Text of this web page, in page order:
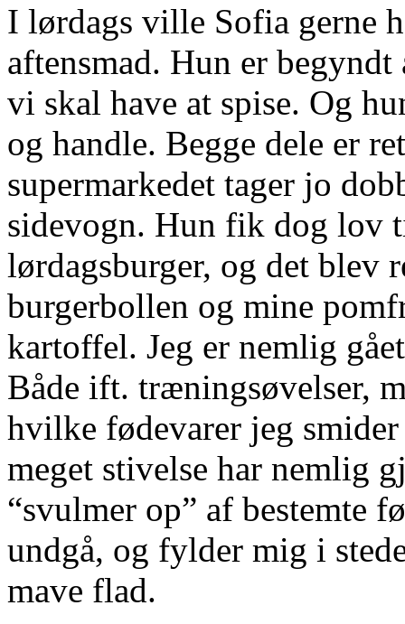
I lørdags ville Sofia gerne
aftensmad. Hun er
vi skal have at spise. Og
og handle. Begge dele er
supermarkedet tager jo
sidevogn. Hun fik dog lov
lørdagsburger, og det blev
burgerbollen og mine
kartoffel. Jeg er nemlig
Både ift. træningsøvelser,
hvilke fødevarer jeg
meget stivelse har nemlig
“svulmer op” af bestemte
undgå, og fylder mig i
mave flad.